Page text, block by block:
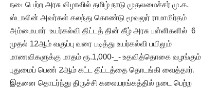
நடைபெற்ற அரசு விழாவில் தமிழ் நாடு முதலமைச்சர் மு.க.
ஸ்டாலின் அவர்கள் கலந்து கொண்டு மூவலுர் ராமாமிர்தம்
அம்மையார் உயர்கல்வி திட்டத் தின் கீழ் அரசு பள்ளிகளில் 6
முதல் 12ஆம் வகுப்பு வரை படித்து உயர்கல்வி பயிலும்
மாணவிகளுக்கு மாதம் ரூ.1,000-_- உதவித்தொகை வழங்கும்
புதுமைப் பெண் 2ஆம் கட்ட திட்டத்தை தொடங்கி வைத்தார்.
இதனை தொடர்ந்து திருச்சி கலையரங்கத்தில் நடை பெற்ற